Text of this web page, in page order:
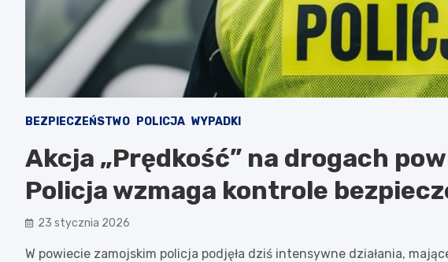
BEZPIECZEŃSTWO POLICJA WYPADKI
Akcja „Prędkość” na drogach
Policja wzmaga kontrole
23 stycznia 2026
W powiecie zamojskim policja podjęła dziś intensywne działania,